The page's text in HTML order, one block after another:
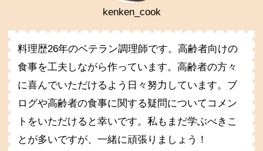
kenken_cook
料理歴26年のベテラン調理師です。高齢者向けの
食事を工夫しながら作っています。高齢者の方々
に喜んでいただけるよう日々努力しています。ブ
ログや高齢者の食事に関する疑問についてコメン
トをいただけると幸いです。私もまだ学ぶべきこ
とが多いですが、一緒に頑張りましょう！